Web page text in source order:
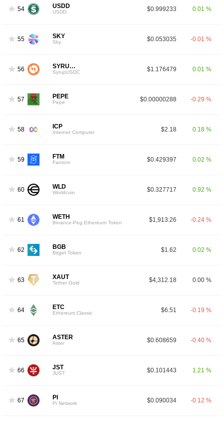
54 USDD
USDD $0.999233 0.01 %
55 SKY
Sky $0.053035 -0.01 %
56 SYRUPUSDC
SyrupUSDC $1.176479 0.01 %
57 PEPE
Pepe $0.00000288 -0.29 %
58 ICP
Internet Computer $2.18 0.18 %
59 FTM
Fantom $0.429397 0.02 %
60 WLD
Worldcoin $0.327717 0.92 %
61 WETH
Binance-Peg Ethereum Token $1,913.26 -0.24 %
62 BGB
Bitget Token $1.62 0.02 %
63 XAUT
Tether Gold $4,312.18 0.00 %
64 ETC
Ethereum Classic $6.51 -0.19 %
65 ASTER
Aster $0.608659 -0.40 %
66 JST
JUST $0.101443 1.21 %
67 PI
Pi Network $0.090034 -0.12 %